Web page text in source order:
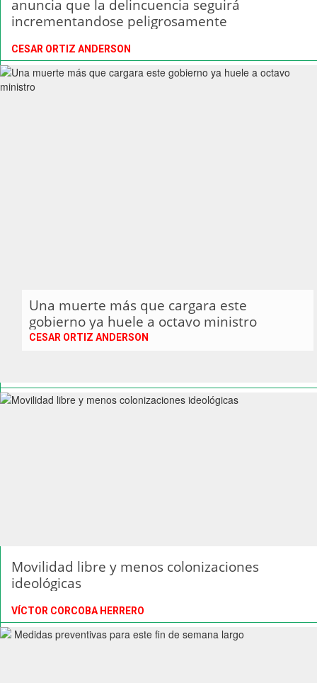
anuncia que la delincuencia seguirá
incrementandose peligrosamente
CESAR ORTIZ ANDERSON
Una muerte más que cargara este
gobierno ya huele a octavo ministro
CESAR ORTIZ ANDERSON
Movilidad libre y menos colonizaciones
ideológicas
VÍCTOR CORCOBA HERRERO